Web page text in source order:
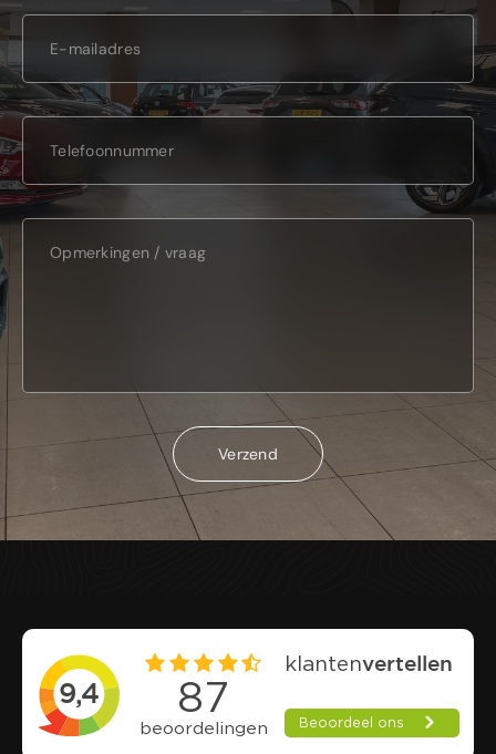
Verzend
Verzend